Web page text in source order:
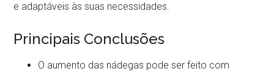
e adaptáveis às suas necessidades.
Principais Conclusões
O aumento das nádegas pode ser feito com